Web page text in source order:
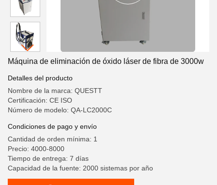
Máquina de eliminación de óxido láser de fibra de 3000w
Detalles del producto
Nombre de la marca: QUESTT
Certificación: CE ISO
Número de modelo: QA-LC2000C
Condiciones de pago y envío
Cantidad de orden mínima: 1
Precio: 4000-8000
Tiempo de entrega: 7 días
Capacidad de la fuente: 2000 sistemas por año